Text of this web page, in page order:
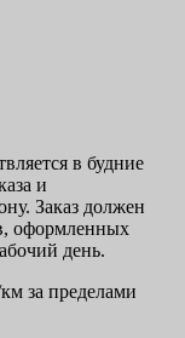
в будние
и
Заказ должен
оформленных
день.
за пределами